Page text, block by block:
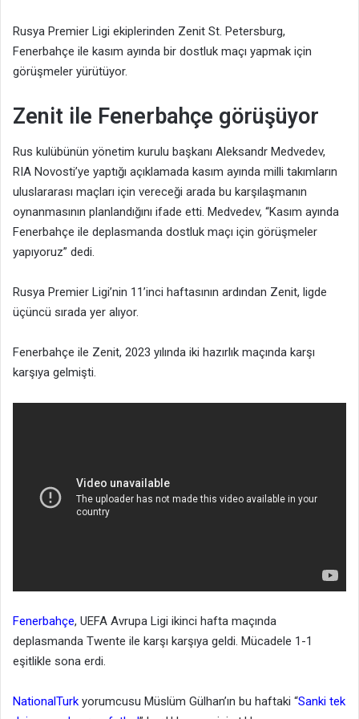
Rusya Premier Ligi ekiplerinden Zenit St. Petersburg,
Fenerbahçe ile kasım ayında bir dostluk maçı yapmak için
görüşmeler yürütüyor.
Zenit ile Fenerbahçe görüşüyor
Rus kulübünün yönetim kurulu başkanı Aleksandr Medvedev,
RIA Novosti’ye yaptığı açıklamada kasım ayında milli takımların
uluslararası maçları için vereceği arada bu karşılaşmanın
oynanmasının planlandığını ifade etti. Medvedev, “Kasım ayında
Fenerbahçe ile deplasmanda dostluk maçı için görüşmeler
yapıyoruz” dedi.
Rusya Premier Ligi’nin 11’inci haftasının ardından Zenit, ligde
üçüncü sırada yer alıyor.
Fenerbahçe ile Zenit, 2023 yılında iki hazırlık maçında karşı
karşıya gelmişti.
Fenerbahçe, UEFA Avrupa Ligi ikinci hafta maçında
deplasmanda Twente ile karşı karşıya geldi. Mücadele 1-1
eşitlikle sona erdi.
NationalTurk yorumcusu Müslüm Gülhan’ın bu haftaki “Sanki tek